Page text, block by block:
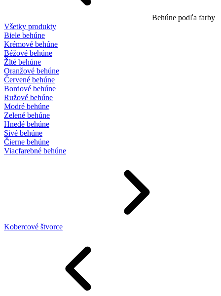
Behúne podľa farby
Všetky produkty
Biele behúne
Krémové behúne
Béžové behúne
Žlté behúne
Oranžové behúne
Červené behúne
Bordové behúne
Ružové behúne
Modré behúne
Zelené behúne
Hnedé behúne
Sivé behúne
Čierne behúne
Viacfarebné behúne
Kobercové štvorce